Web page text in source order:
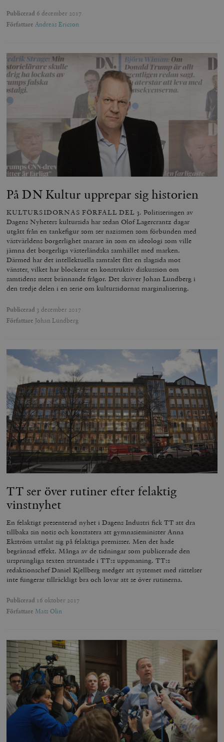
Publicerad 6 december 2017
Författare Andreas Ericson
På DN Kultur upprepar sig historien
KULTURSIDORNAS FÖRFALL DEL 3. Politiseringen av
Dagens Nyheters kultursida har sedan Olof Lagercrantz dagar
utgått från en tankefigur som ser nazismen som förbunden med
västvärldens borgerlighet snarare än som en ideologi som ville
jämna det borgerliga västerländska samhället med marken.
Därmed har det intellektuella samtalet fått en slagsida mot
vänster, vilket har blockerat en konstruktiv diskussion om
samtidens mest brännande frågor. Det skriver Johan Lundberg i
den tredje delen i en serie om kultursidornas marginalisering.
Publicerad 3 december 2017
Författare Johan Lundberg
TT ser över rutiner efter felaktig
vinstnyhet
En felaktigt presenterad nyhet i Dagens Industri fick TT att dra
tillbaka sin notis och konstatera att gymnasieminister Anna
Ekström uttalat sig på felaktiga premisser. Men det hade
begränsad effekt. Många av de tidningar som publicerade den
ursprungliga texten struntade i TT:s uppmaning. TT:s
redaktionschef Daniel Kjellberg medger att systemet med rättelser
inte fungerar tillräckligt bra och lovar att se över rutinerna.
Publicerad 16 oktober 2017
Författare Mats Olin